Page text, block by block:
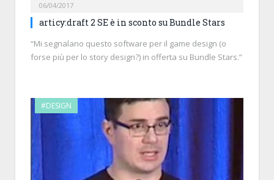
06/04/2017
articy:draft 2 SE è in sconto su Bundle Stars
“Mi segnalano questo software per il game design (o
forse più per lo story design?) in offerta su Bundle Stars.”
#DESIGN